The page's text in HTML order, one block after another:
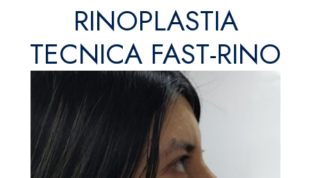
RINOPLASTIA
TECNICA FAST-RINO